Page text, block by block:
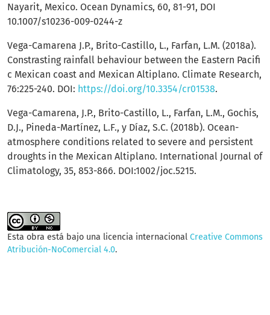
Nayarit, Mexico. Ocean Dynamics, 60, 81-91, DOI
10.1007/s10236-009-0244-z
Vega-Camarena J.P., Brito-Castillo, L., Farfan, L.M. (2018a).
Constrasting rainfall behaviour between the Eastern Pacifi
c Mexican coast and Mexican Altiplano. Climate Research,
76:225-240. DOI: https://doi.org/10.3354/cr01538.
Vega-Camarena, J.P., Brito-Castillo, L., Farfan, L.M., Gochis,
D.J., Pineda-Martínez, L.F., y Díaz, S.C. (2018b). Ocean-
atmosphere conditions related to severe and persistent
droughts in the Mexican Altiplano. International Journal of
Climatology, 35, 853-866. DOI:1002/joc.5215.
Esta obra está bajo una licencia internacional Creative Commons
Atribución-NoComercial 4.0.